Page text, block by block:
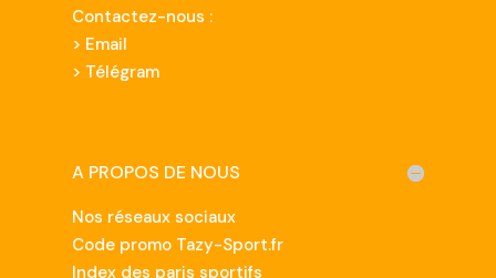
Contactez-nous :
> Email
> Télégram
A PROPOS DE NOUS
Nos réseaux sociaux
Code promo Tazy-Sport.fr
Index des paris sportifs